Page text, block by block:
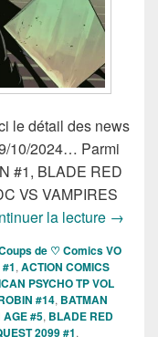
le détail des news
10/2024… Parmi
#1, BLADE RED
VS VAMPIRES
la lecture →
de ♡ Comics VO
, ACTION COMICS
PSYCHO TP VOL
#14, BATMAN
AGE #5, BLADE RED
2099 #1,